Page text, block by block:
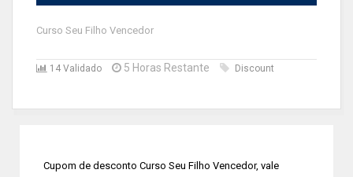
Curso Seu Filho Vencedor
14 Validado 5 Horas Restante Discount
Cupom de desconto Curso Seu Filho Vencedor, vale